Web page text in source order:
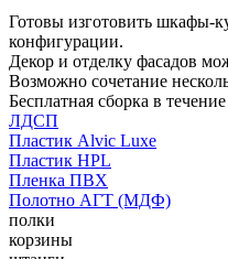
Готовы изготовить шкафы-
конфигурации.
Декор и отделку фасадов
Возможно сочетание
Бесплатная сборка в
ЛДСП
Пластик Alvic Luxe
Пластик HPL
Пленка ПВХ
Полотно АГТ (МДФ)
полки
корзины